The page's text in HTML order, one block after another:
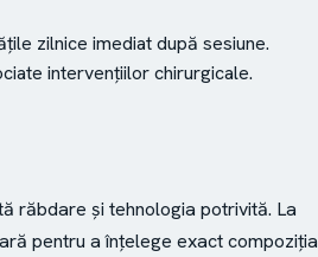
zilnice imediat după sesiune.
intervențiilor chirurgicale.
răbdare și tehnologia potrivită. La
pentru a înțelege exact compoziția